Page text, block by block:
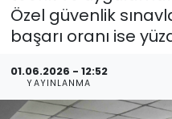
Özel güvenlik
başarı oranı ise
01.06.2026 - 12:52
YAYINLANMA